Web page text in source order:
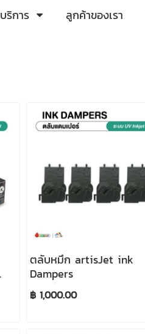
บริการ ลูกค้าของเรา
ตลับหมึก artisJet ink
Dampers
฿ 1,000.00